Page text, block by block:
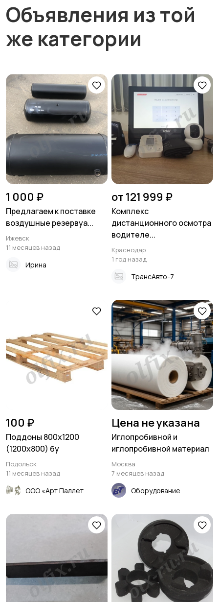
Объявления из той
же категории
1 000 ₽
Предлагаем к поставке
воздушные резервуа...
Ижевск
11 месяцев назад
Ирина
от 121 999 ₽
Комплекс
дистанционного осмотра
водителе...
Краснодар
1 год назад
ТрансАвто-7
100 ₽
Поддоны 800х1200
(1200х800) бу
Подольск
11 месяцев назад
ООО «Арт Паллет
Цена не указана
Иглопробивной и
иглопробивной материал
Москва
7 месяцев назад
Оборудование